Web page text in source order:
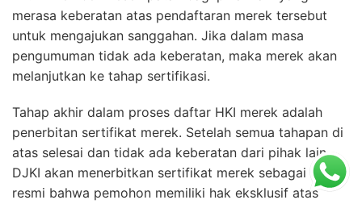
merasa keberatan atas pendaftaran merek tersebut
untuk mengajukan sanggahan. Jika dalam masa
pengumuman tidak ada keberatan, maka merek akan
melanjutkan ke tahap sertifikasi.
Tahap akhir dalam proses daftar HKI merek adalah
penerbitan sertifikat merek. Setelah semua tahapan di
atas selesai dan tidak ada keberatan dari pihak lain,
DJKI akan menerbitkan sertifikat merek sebagai bukti
resmi bahwa pemohon memiliki hak eksklusif atas